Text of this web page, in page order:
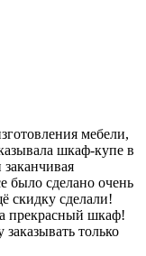
мебели,
шкаф-купе в
было сделано очень
скидку сделали!
прекрасный шкаф!
только